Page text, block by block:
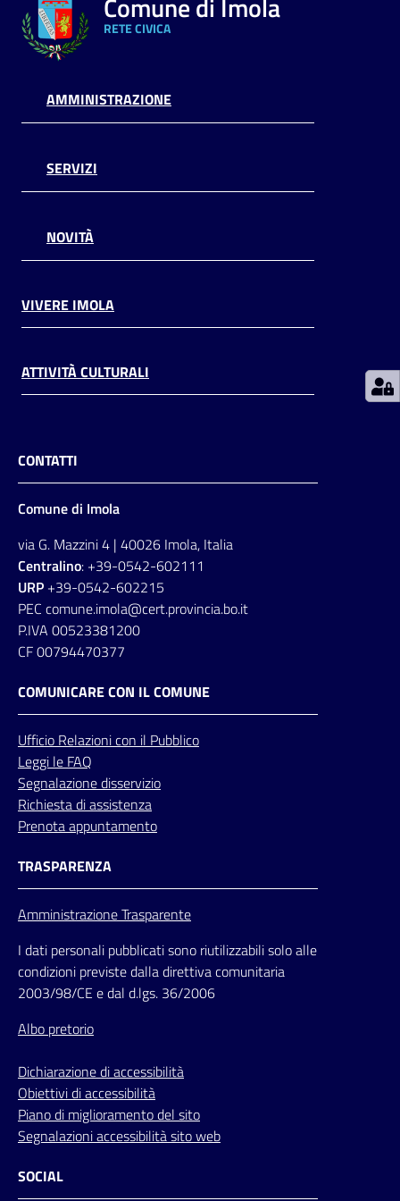
Argomenti
Seguici
su
RETE CIVICA
AMMINISTRAZIONE
SERVIZI
NOVITÀ
VIVERE IMOLA
ATTIVITÀ CULTURALI
CONTATTI
Comune di Imola
via G. Mazzini 4 | 40026 Imola, Italia
Centralino: +39-0542-602111
URP +39-0542-602215
PEC comune.imola@cert.provincia.bo.it
P.IVA 00523381200
CF 00794470377
COMUNICARE CON IL COMUNE
Ufficio Relazionicon il Pubblico
Leggi le FAQ
Segnalazione disservizio
Richiesta di assistenza
Prenota appuntamento
TRASPARENZA
Amministrazione Trasparente
I dati personali pubblicati sono riutilizzabili solo alle
condizioni previste dalla direttiva comunitaria
2003/98/CE e dal d.lgs. 36/2006
Albo pretorio
Dichiarazione di accessibilità
Obiettivi di accessibilità
Piano di miglioramento del sito
Segnalazioni accessibilità sito web
SOCIAL